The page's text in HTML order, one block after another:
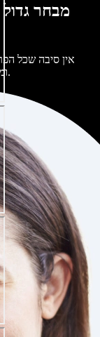
מבחר גדול
אין סיבה שכל
ומבטאים של בינה מלאכותית והתאימו אותם אליכם.